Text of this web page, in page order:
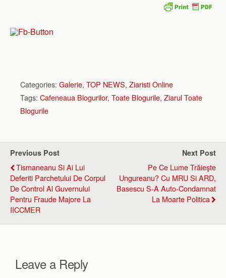
Categories: Galerie, TOP NEWS, Ziaristi Online
Tags: Cafeneaua Blogurilor, Toate Blogurile, Ziarul Toate
Blogurile
Previous Post
Tismaneanu Si Ai Lui
Deferiti Parchetului De Corpul
De Control Al Guvernului
Pentru Fraude Majore La
IICCMER
Next Post
Pe Ce Lume Trăieşte
Ungureanu? Cu MRU Si ARD,
Basescu S-A Auto-Condamnat
La Moarte Politica
Leave a Reply